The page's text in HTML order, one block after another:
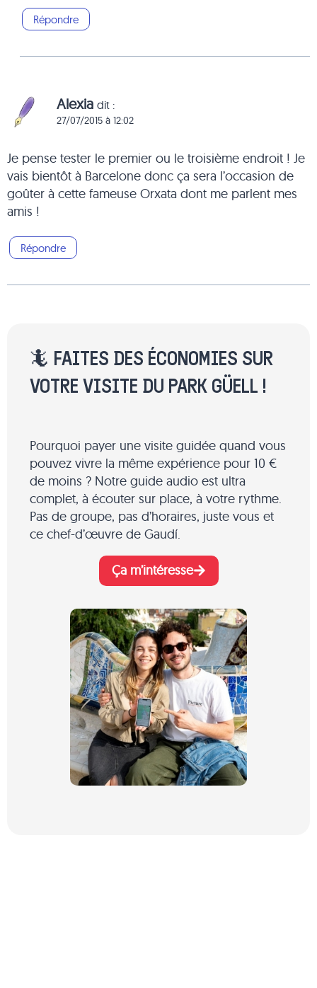
Répondre
Alexia dit :
27/07/2015 à 12:02
Je pense tester le premier ou le troisième endroit ! Je
vais bientôt à Barcelone donc ça sera l’occasion de
goûter à cette fameuse Orxata dont me parlent mes
amis !
Répondre
🦎 FAITES DES ÉCONOMIES SUR
VOTRE VISITE DU PARK GÜELL !
Pourquoi payer une visite guidée quand vous
pouvez vivre la même expérience pour 10 €
de moins ? Notre guide audio est ultra
complet, à écouter sur place, à votre rythme.
Pas de groupe, pas d’horaires, juste vous et
ce chef-d’œuvre de Gaudí.
Ça m’intéresse